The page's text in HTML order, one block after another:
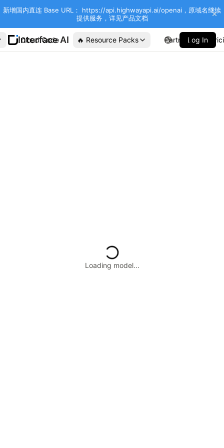
新增国内直连 Base URL： https://api.highwayapi.ai/openai，原域名继续
提供服务，详见产品文档
Interface AI
Cloud Code 🔥 Resource Packs PartnersLog In
Loading model...